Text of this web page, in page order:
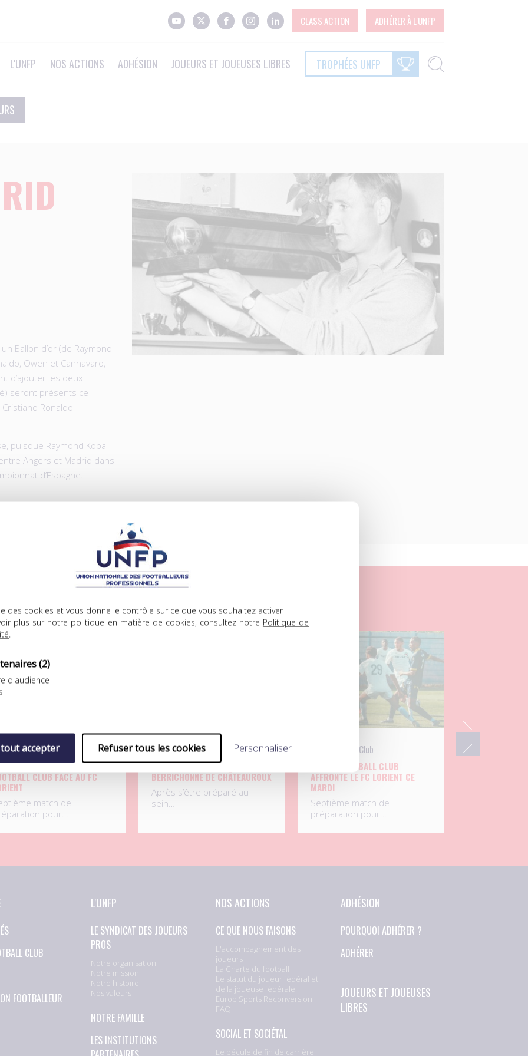
des cookies et vous donne le contrôle sur ce que vous souhaitez activer
plus sur notre politique en matière de cookies, consultez notre Politique de
.
(2)
d'audience
accepter Refuser tous les cookies Personnaliser
CLASS ACTION ADHÉRER À L'UNFP
L'UNFP NOS ACTIONS ADHÉSION JOUEURS ET JOUEUSES LIBRES TROPHÉES UNFP
Ballon d’or (de Raymond
Owen et Cannavaro,
d’ajouter les deux
seront présents ce
Ronaldo
puisque Raymond Kopa
Angers et Madrid dans
d’Espagne.
Football Club
LOGIQUE POUR L’UNFP
CLUB FACE AU FC
match de
pour…
UNFP Football Club
SÉBASTIEN RÉNOT REJOINT LA
BERRICHONNE DE CHÂTEAUROUX
Après s’être préparé au
sein…
UNFP Football Club
L’UNFP FOOTBALL CLUB
AFFRONTE LE FC LORIENT CE
MARDI
Septième match de
préparation pour…
CLUB
FOOTBALLEUR
L'UNFP
LE SYNDICAT DES JOUEURS
PROS
Notre organisation
Notre mission
Notre histoire
Nos valeurs
NOTRE FAMILLE
LES INSTITUTIONS
NOS ACTIONS
CE QUE NOUS FAISONS
L'accompagnement des
joueurs
La Charte du football
Le statut du joueur fédéral et
de la joueuse fédérale
Europ Sports Reconversion
FAQ
SOCIAL ET SOCIÉTAL
Le pécule de fin de carrière
ADHÉSION
POURQUOI ADHÉRER ?
ADHÉRER
JOUEURS ET JOUEUSES
LIBRES